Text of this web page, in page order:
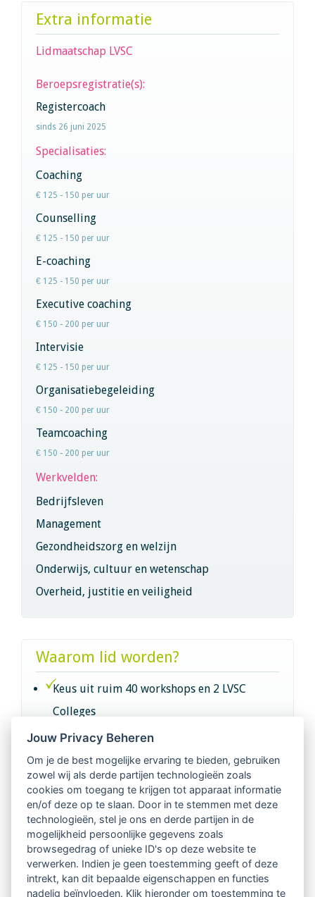
Extra informatie
Lidmaatschap LVSC
Beroepsregistratie(s):
Registercoach
sinds 26 juni 2025
Specialisaties:
Coaching
€ 125 - 150 per uur
Counselling
€ 125 - 150 per uur
E-coaching
€ 125 - 150 per uur
Executive coaching
€ 150 - 200 per uur
Intervisie
€ 125 - 150 per uur
Organisatiebegeleiding
€ 150 - 200 per uur
Teamcoaching
€ 150 - 200 per uur
Werkvelden:
Bedrijfsleven
Management
Gezondheidszorg en welzijn
Onderwijs, cultuur en wetenschap
Overheid, justitie en veiligheid
Waarom lid worden?
Keus uit ruim 40 workshops en 2 LVSC
Colleges
Intervisie met geregistreerde vakgenoten
Netwerk van 2100 professionals in 14
regio's
Vindbaar voor opdrachtgevers
Tijdschrift voor
Begeleidingskunde & kennisbank
Jouw Privacy Beheren
Om je de best mogelijke ervaring te bieden, gebruiken
zowel wij als derde partijen technologieën zoals
cookies om toegang te krijgen tot apparaat informatie
en/of deze op te slaan. Door in te stemmen met deze
technologieën, stel je ons en derde partijen in de
mogelijkheid persoonlijke gegevens zoals
browsegedrag of unieke ID's op deze website te
verwerken. Indien je geen toestemming geeft of deze
intrekt, kan dit bepaalde eigenschappen en functies
nadelig beïnvloeden. Klik hieronder om toestemming te